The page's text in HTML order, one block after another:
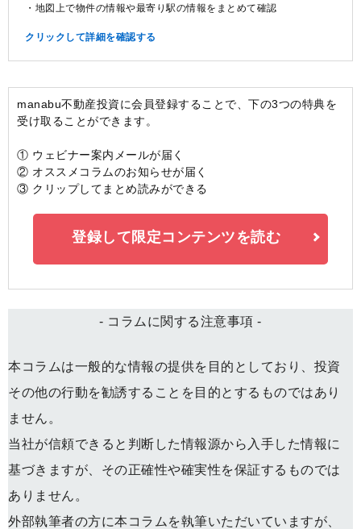
・地図上で物件の情報や最寄り駅の情報をまとめて確認
クリックして詳細を確認する
manabu不動産投資に会員登録することで、下の3つの特典を
受け取ることができます。
① ウェビナー案内メールが届く
② オススメコラムのお知らせが届く
③ クリップしてまとめ読みができる
登録して限定コンテンツを読む
- コラムに関する注意事項 -
本コラムは一般的な情報の提供を目的としており、投資
その他の行動を勧誘することを目的とするものではあり
ません。
当社が信頼できると判断した情報源から入手した情報に
基づきますが、その正確性や確実性を保証するものでは
ありません。
外部執筆者の方に本コラムを執筆いただいていますが、